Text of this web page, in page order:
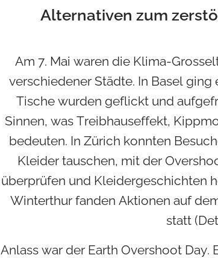
Alternativen zum
Am 7. Mai waren die Klima-
verschiedener Städte. In Basel
Tische wurden geflickt und
Sinnen, was Treibhauseffekt,
bedeuten. In Zürich konnten
Kleider tauschen, mit der
überprüfen und Kleidergeschichten
Winterthur fanden Aktionen auf
statt
Anlass war der Earth Overshoot